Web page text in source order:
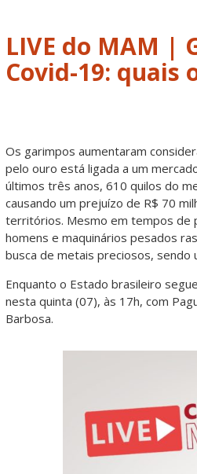
LIVE do MAM |
Covid-19: quais
Os garimpos aumentaram
pelo ouro está ligada a um
últimos três anos, 610 quilos do
causando um prejuízo de R$ 70
territórios. Mesmo em tempos de
homens e maquinários pesados
busca de metais preciosos, sendo
Enquanto o Estado brasileiro
nesta quinta (07), às 17h, com
Barbosa.